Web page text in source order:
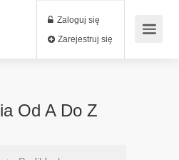
Zaloguj się
Zarejestruj się
Od A Do Z